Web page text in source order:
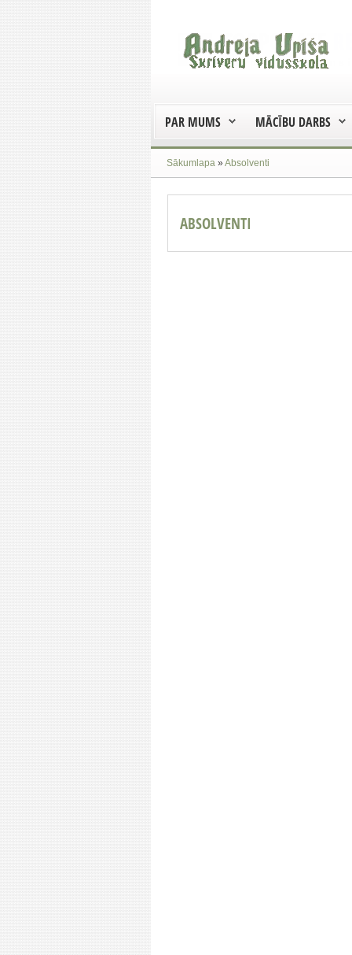
PAR MUMS MĀCĪBU DARBS
Sākumlapa »Absolventi
ABSOLVENTI